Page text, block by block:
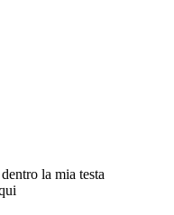
la mia testa